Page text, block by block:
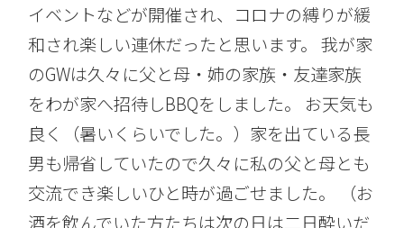
イベントなどが開催され、コロナの縛りが緩
和され楽しい連休だったと思います。 我が家
のGWは久々に父と母・姉の家族・友達家族
をわが家へ招待しBBQをしました。 お天気も
良く（暑いくらいでした。）家を出ている長
男も帰省していたので久々に私の父と母とも
交流でき楽しいひと時が過ごせました。 （お
酒を飲んでいた方たちは次の日は二日酔いだ